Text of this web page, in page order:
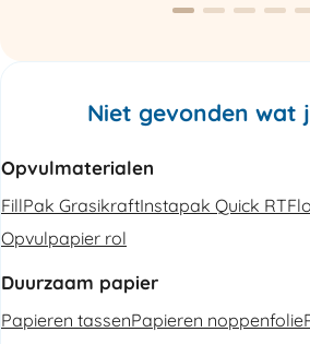
Niet gevonden wat
Opvulmaterialen
FillPak GrasikraftInstapak Quick RT
Opvulpapier rol
Duurzaam papier
Papieren tassenPapieren noppenfolie